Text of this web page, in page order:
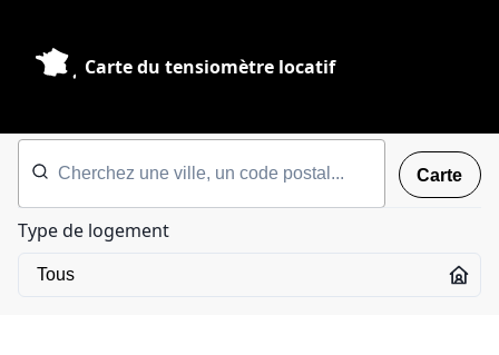
Carte du tensiomètre locatif
Carte
Type de logement